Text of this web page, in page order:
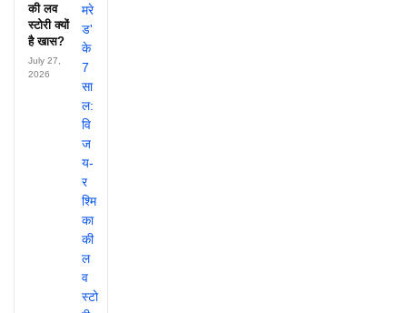
की लव
स्टोरी क्यों
है खास?
July 27,
2026